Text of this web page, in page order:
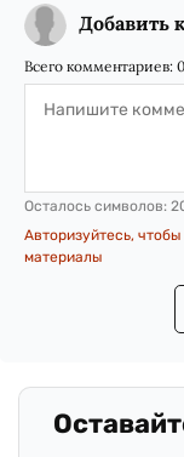
Добавить
Всего комментариев: 0
Осталось символов:
Авторизуйтесь,
материалы